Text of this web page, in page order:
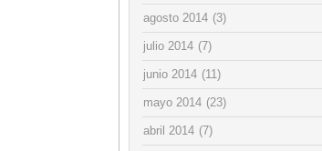
agosto 2014 (3)
julio 2014 (7)
junio 2014 (11)
mayo 2014 (23)
abril 2014 (7)